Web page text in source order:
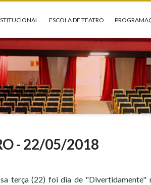
ESCOLA DE TEATRO
- 22/05/2018
terça (22) foi dia de "Divertidamente"